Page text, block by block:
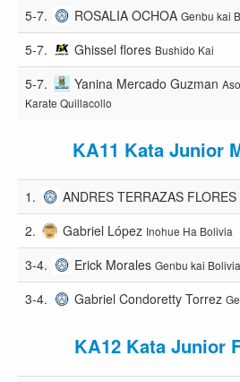
5-7. ROSALIA OCHOA Genbu kai
5-7. Ghissel flores Bushido Kai
5-7. Yanina Mercado Guzman
Karate Quillacollo
KA11 Kata Junior
1. ANDRES TERRAZAS FLORES
2. Gabriel López Inohue Ha Bolivia
3-4. Erick Morales Genbu kai Bolivia
3-4. Gabriel Condoretty Torrez
KA12 Kata Junior